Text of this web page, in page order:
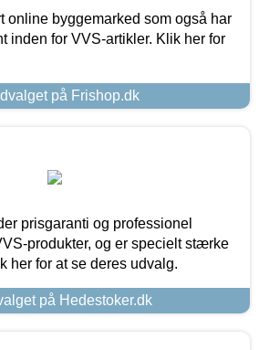
online byggemarked som også har
inden for VVS-artikler. Klik her for
på Frishop.dk
prisgaranti og professionel
produkter, og er specielt stærke
her for at se deres udvalg.
på Hedestoker.dk